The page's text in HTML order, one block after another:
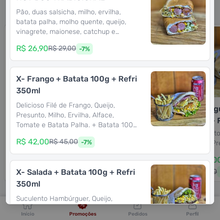
Destaques
COMBO CASAL
SALADA
Coca Cola mini 200ml
R$ 58,00
R$ 63,00 -8%
X- Bacon + Batata
100g + Refri 350ml
Milho, Ervilha, Alface,
Tomate e Batata
Palha.+ Batata 100g +
R$ 45,00
R$ 47,00 -4
X-
100g +
Queijo,
Batata
350ml.
R$
R$ 39,00
LANCHES
Início Promoções Pedidos Perfil
Pão, duas salsicha, milho, ervilha,
batata palha, molho quente, queijo,
vinagrete, maionese, catchup e
R$ 26,90R$ 29,00 -7%
X- Frango + Batata 100g + Refri
350ml
Delicioso Filé de Frango, Queijo,
Presunto, Milho, Ervilha, Alface,
Tomate e Batata Palha. + Batata 100g
R$ 42,00R$ 45,00 -7%
X- Salada + Batata 100g + Refri
350ml
Suculento Hambúrguer, Queijo,
Presunto, Milho, Ervilha, Alface,
Tomate e Batata Palha. + Batata 100g